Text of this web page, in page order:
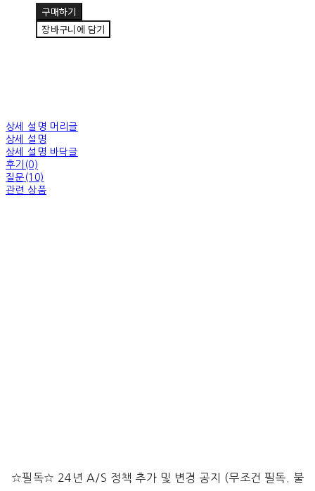
구매하기
장바구니에 담기
상세 설명 머리글
상세 설명
상세 설명 바닥글
후기(0)
질문(10)
관련 상품
☆필독☆ 24년 A/S 정책 추가 및 변경 공지 (무조건 필독. 불